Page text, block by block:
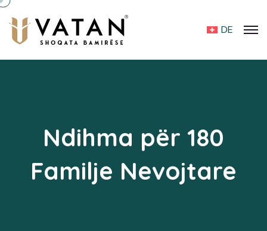
DE
Ndihma për 180
Familje Nevojtare